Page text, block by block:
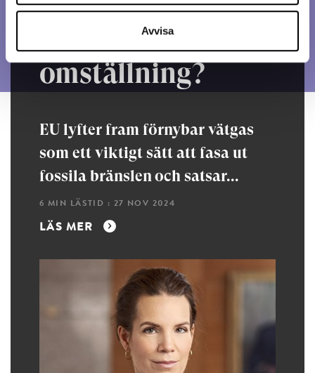
Avvisa
omställning?
EU lyfter fram förnybar vätgas
som ett viktigt sätt att fasa ut
fossila bränslen och satsar...
6 MIN LÄSTID : 27 NOV 2024
LÄS MER